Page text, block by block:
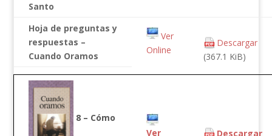
Santo
Hoja de preguntas y
respuestas –
Cuando Oramos
Ver
Online
Descargar
(367.1 KiB)
8 – Cómo
Ver
Descargar